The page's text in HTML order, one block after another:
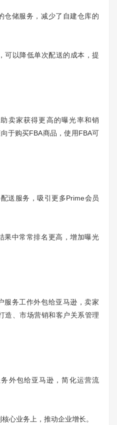
储服务，减少了自建仓库的
以降低单次配送的成本，提
家获得更高的曝光率和销
于购买FBA商品，使用FBA可
服务，吸引更多Prime会员
中常常排名更高，增加曝光
务工作外包给亚马逊，卖家
造、市场营销和客户关系管理
包给亚马逊，简化运营流
业务上，推动企业增长。